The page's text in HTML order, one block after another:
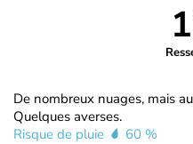
De nombreux nuages, mais
Quelques averses.
Risque de pluie
60 %